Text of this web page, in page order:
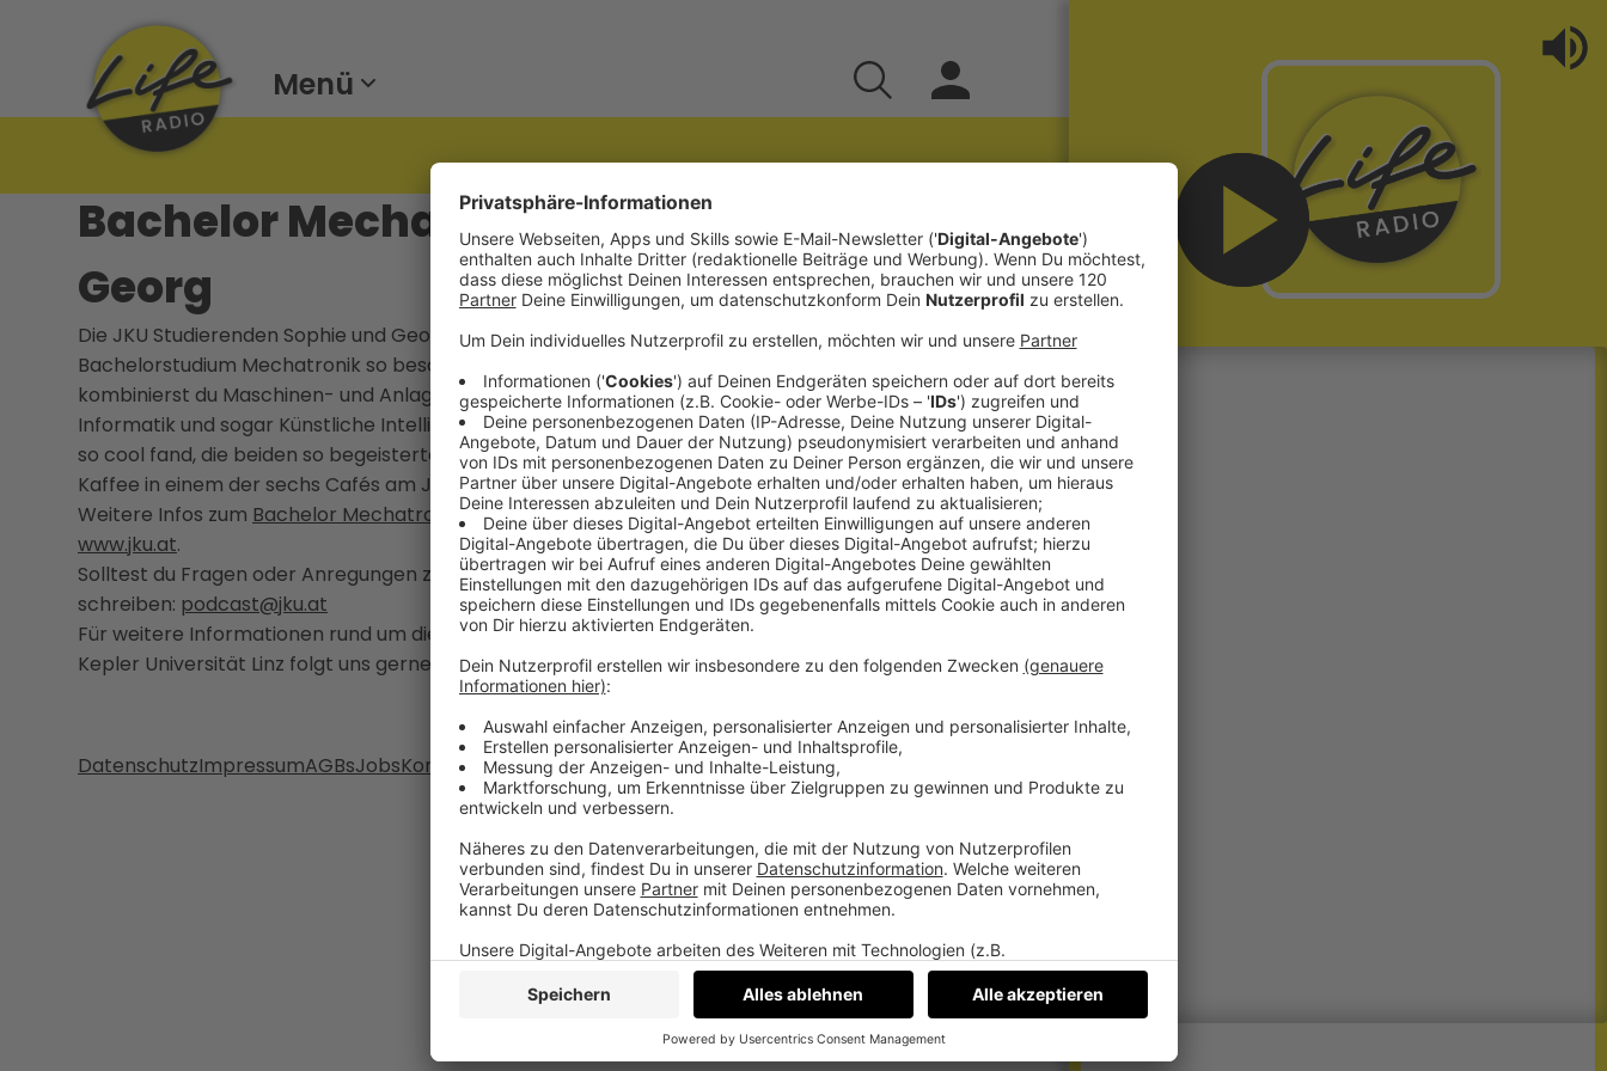
Menü
Bachelor Mechatronik mit Sophie und
Georg
Die JKU Studierenden Sophie und Georg geben Hörsaal Einblicke und erklären, was das
Bachelorstudium Mechatronik so besonders macht. Mit dem JKU Bachelor in Mechatronik
kombinierst du Maschinen- und Anlagenbau, Elektronik sowie Elektrotechnik, Regelungstechnik,
Informatik und sogar Künstliche Intelligenz. Warum Sophie die Praktika in den höheren Semestern
so cool fand, die beiden so begeisterte USI-Nutzer*innen sind und es laut Georg den besten
Kaffee in einem der sechs Cafés am JKU Campus gibt, hörst du in dieser Folge. Viel Spaß dabei!
Weitere Infos zum Bachelor Mechatronikan der Johannes Kepler Universität Linz gibt es auf
www.jku.at.
Solltest du Fragen oder Anregungen zum JKU Podcast haben, kannst du uns gerne ein E-Mail
schreiben: podcast@jku.at
Für weitere Informationen rund um die Studiengänge und das Campusleben an der Johannes
Kepler Universität Linz folgt uns gerne aufFacebook,Instagram,TwitterundLinkedIn.
DatenschutzImpressumAGBsJobsKontakt Werben